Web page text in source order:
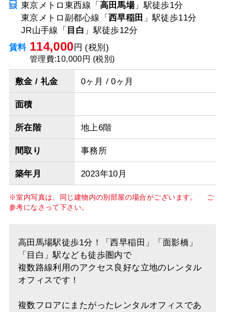
東京メトロ東西線「 高田馬場」駅徒歩1分
東京メトロ副都心線「 西早稲田 」駅徒歩11分
JR山手線「 目白 」駅徒歩12分
賃料 114,000 円 (税別)
管理費:10,000円 (税別)
敷金 / 礼金 0ヶ月 / 0ヶ月
面積
所在階 地上6階
間取り 事務所
築年月 2023年10月
※室内写真は、同じ建物内の別部屋の場合がございます。 ご
参考になさって下さい。
高田馬場駅徒歩1分！「西早稲田」「面影橋」
「目白」駅なども徒歩圏内で
複数路線利用のアクセス良好な立地のレンタル
オフィスです！
複数フロアにまたがったレンタルオフィスであ